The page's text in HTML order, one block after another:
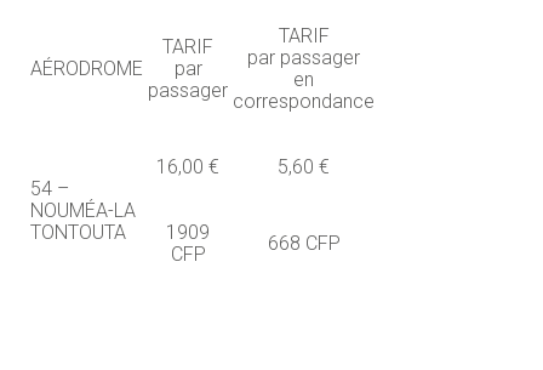
AÉRODROME
TARIF
par
passager
TARIF
par passager
en
correspondance
54 –
NOUMÉA-LA
TONTOUTA
16,00 € 5,60 €
1909
CFP
668 CFP